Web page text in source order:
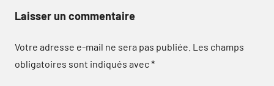
Laisser un commentaire
Votre adresse e-mail ne sera pas publiée. Les champs
obligatoires sont indiqués avec*